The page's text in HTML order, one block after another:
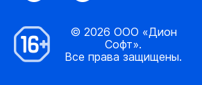
© 2026 ООО «Дион
Софт».
Все права защищены.